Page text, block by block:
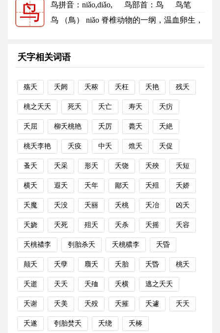
鸟 鸟拼音 ：niǎo,diǎo, 鸟部首 ：鸟
鸟笔
划：5
鸟的笔顺
鸟 （鳥） niǎo 脊椎动物的一纲，温血卵生，
夭字相关词语
殇夭 夭阏 夭秾 夭枉 夭艳 残夭
桃之夭夭 死夭 夭亡 寿夭 夭疠
夭屈 柳夭桃艳 夭厉 薨夭 夭絶
桃夭李艳 夭疫 中夭 燋夭 夭促
蚤夭 夭采 形夭 夭饶 夭殃 夭短
横夭 遐夭 夭年 鄙夭 夭殂 夭娇
夭魔 夭没 夭丽 夭桃 夭冶 凶夭
夭娆 夭死 殂夭 夭杀 夭摇 夭容
夭桃襛李 刳胎杀夭 夭桃穠李 夭昏
颠夭 夭孽 麛夭 夭胎 夭昬 桃夭
夭逝 天夭 夭殈 夭横 逃之夭夭
夭谢 夭美 夭殁 夭摧 夭遽 夭夭
夭遂 刳胎焚夭 夭绕 夭椓